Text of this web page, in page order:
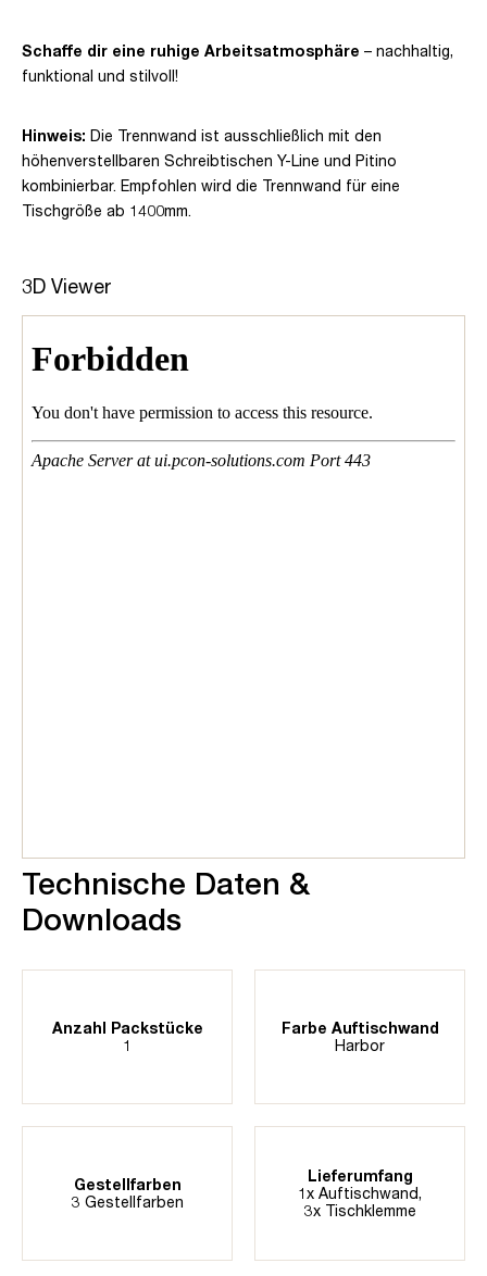
Schaffe dir eine ruhige Arbeitsatmosphäre – nachhaltig,
funktional und stilvoll!
Hinweis: Die Trennwand ist ausschließlich mit den
höhenverstellbaren Schreibtischen Y-Line und Pitino
kombinierbar. Empfohlen wird die Trennwand für eine
Tischgröße ab 1400mm.
3D Viewer
Technische Daten &
Downloads
Anzahl Packstücke
1
Farbe Auftischwand
Harbor
Gestellfarben
3 Gestellfarben
Lieferumfang
1x Auftischwand,
3x Tischklemme